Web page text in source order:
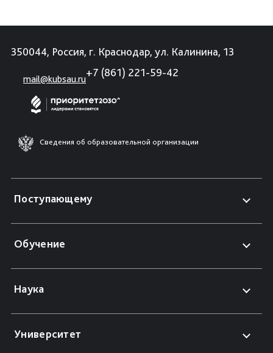
350044, Россия, г. Краснодар, ул. Калинина, 13
mail@kubsau.ru
+7 (861) 221-59-42
Сведения об образовательной организации
Поступающему
Обучение
Наука
Университет